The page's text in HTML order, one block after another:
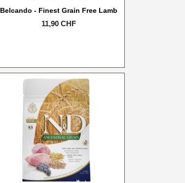
Belcando - Finest Grain Free Lamb
Prix
11,90 CHF